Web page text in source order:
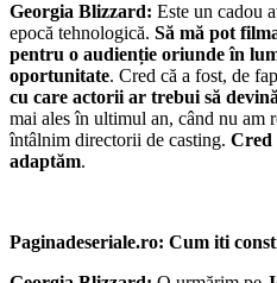
Georgia Blizzard: Este un cadou
epocă tehnologică. Să mă pot
pentru o audienție oriunde în
oportunitate. Cred că a fost, de
cu care actorii ar trebui să
mai ales în ultimul an, când nu am
întâlnim directorii de casting. Cred
adaptăm.
Paginadeseriale.ro: Cum iti